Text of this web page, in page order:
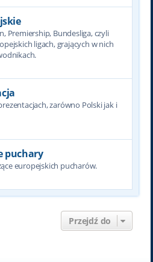
Premiership, Bundesliga, czyli
ligach, grających w nich
zarówno Polski jak i
puchary
europejskich pucharów.
Przejdź do